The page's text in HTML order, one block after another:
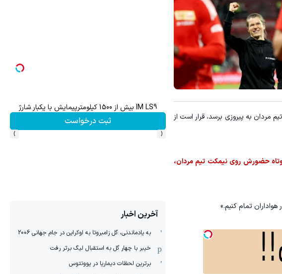
مردان به پیروزی برسد، قرار است از
دوران کوتاه حضورش روی نیمکت تیم مردان،
تمام کنیم.»
این شامپوی ضدریزش موی گیاهی در صدا وسیما
خرید محصول
۱ میلیارد اعتبار خرید طلا | بدون ضامن و چک
کلیک کن!
‹
›
آخرین اخبار
به یادماندنی، گل زامبروتا به اوکراین در جام جهانی 2006
خیبر با چهار گل به استقبال لیگ برتر رفت
برترین لحظات دیماریا در یوونتوس